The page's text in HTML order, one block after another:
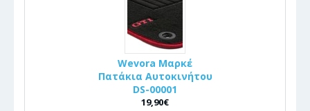
Wevora Μαρκέ
Πατάκια Αυτοκινήτου
DS-00001
19,90€